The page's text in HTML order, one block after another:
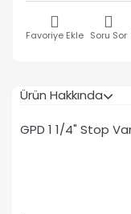
Favoriye Ekle Soru Sor
Ürün Hakkında
GPD 1 1/4" Stop